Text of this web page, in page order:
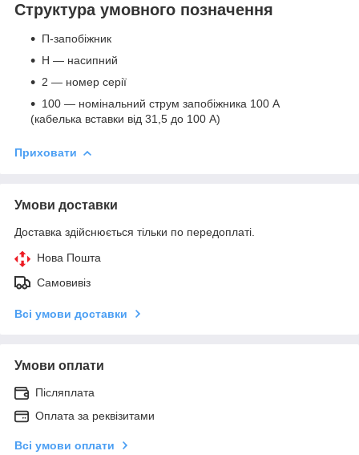
Структура умовного позначення
П-запобіжник
Н — насипний
2 — номер серії
100 — номінальний струм запобіжника 100 А
(кабелька вставки від 31,5 до 100 А)
Приховати
Умови доставки
Доставка здійснюється тільки по передоплаті.
Нова Пошта
Самовивіз
Всі умови доставки
Умови оплати
Післяплата
Оплата за реквізитами
Всі умови оплати